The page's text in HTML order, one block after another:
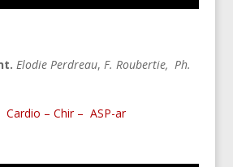
Elodie Perdreau, F. Roubertie, Ph.
Cardio – Chir – ASP-ar